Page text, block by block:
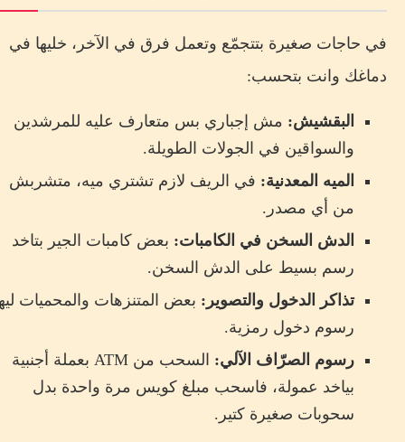
في حاجات صغيرة بتتجمّع وتعمل فرق في الآخر، خليها في
دماغك وانت بتحسب:
البقشيش: مش إجباري بس متعارف عليه للمرشدين
والسواقين في الجولات الطويلة.
الميه المعدنية: في الريف لازم تشتري ميه، متشربش
من أي مصدر.
الدش السخن في الكامبات: بعض كامبات الجير بتاخد
رسم بسيط على الدش السخن.
تذاكر الدخول والتصوير: بعض المتنزهات والمحميات
رسوم دخول رمزية.
رسوم الصرّاف الآلي:
السحب من ATM بعملة أجنبية
بياخد عمولة، فاسحب مبلغ كويس مرة واحدة بدل
سحوبات صغيرة كتير.